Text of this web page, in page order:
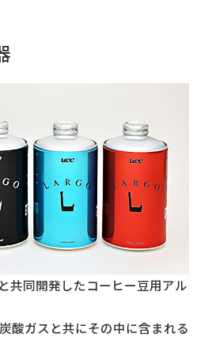
共同開発したコーヒー豆用アル
酸ガスと共にその中に含まれる